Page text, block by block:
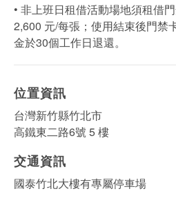
• 非上班日租借活動場地須租借
2,600 元/每張；使用結束後門禁
金於30個工作日退還。
位置資訊
台灣新竹縣竹北市
高鐵東二路6號 5 樓
交通資訊
國泰竹北大樓有專屬停車場